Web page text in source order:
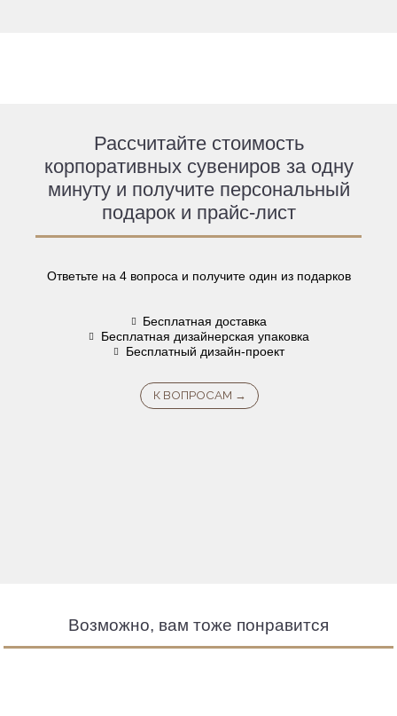
Рассчитайте стоимость
корпоративных сувениров за одну
минуту и получите персональный
подарок и прайс-лист
Ответьте на 4 вопроса и получите один из подарков
Бесплатная доставка
Бесплатная дизайнерская упаковка
Бесплатный дизайн-проект
Возможно, вам тоже понравится